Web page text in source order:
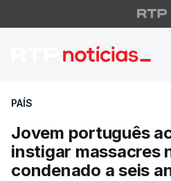
Jovem
PAÍS
Jovem português
instigar massacres
condenado a seis